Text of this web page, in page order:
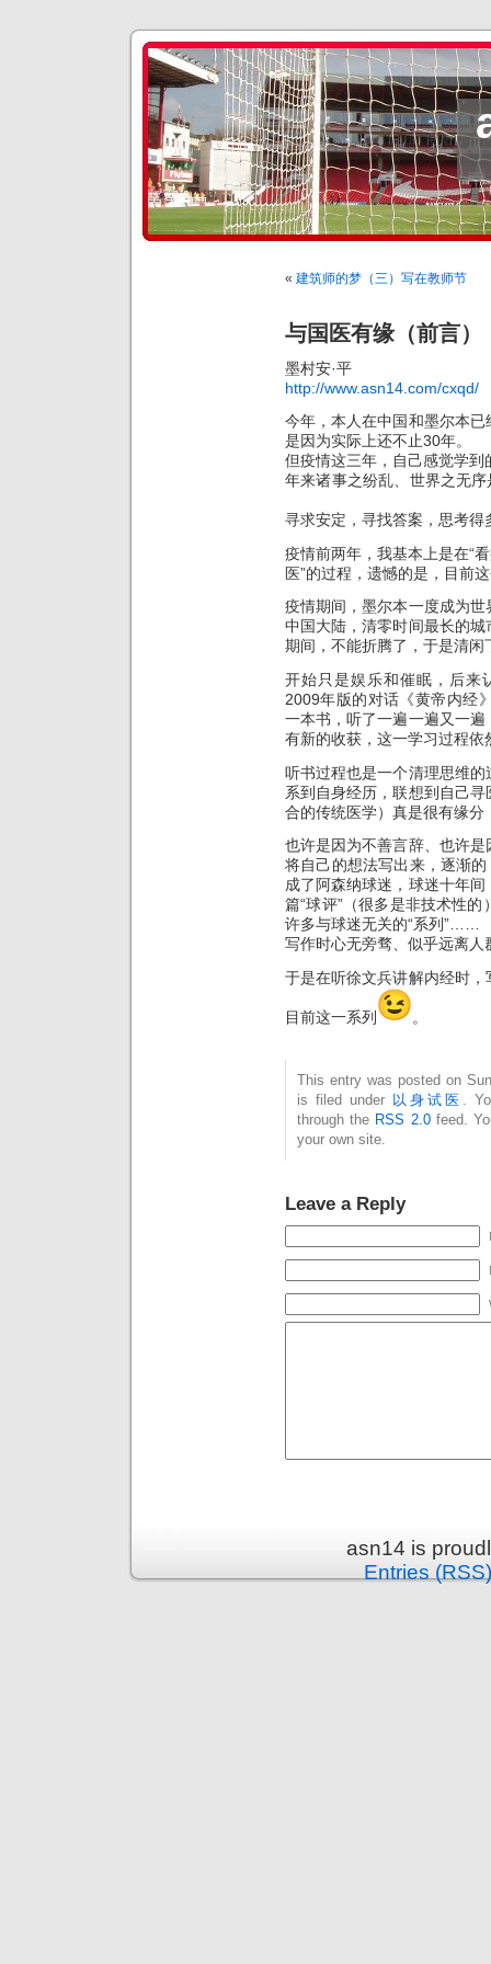
« 建筑师的梦（三）写在教师节
与国医有缘（前言）
墨村安·平
http://www.asn14.com/cxqd/
今年，本人在中国和墨尔本已
是因为实际上还不止30年。
但疫情这三年，自己感觉学
年来诸事之纷乱、世界之无
寻求安定，寻找答案，思考
疫情前两年，我基本上是在“
医”的过程，遗憾的是，目前
疫情期间，墨尔本一度成为
中国大陆，清零时间最长的
期间，不能折腾了，于是清
开始只是娱乐和催眠，后来
2009年版的对话《黄帝内经
一本书，听了一遍一遍又一
有新的收获，这一学习过程
听书过程也是一个清理思维
系到自身经历，联想到自己
合的传统医学）真是很有缘
也许是因为不善言辞、也许
将自己的想法写出来，逐渐
成了阿森纳球迷，球迷十年
篇“球评”（很多是非技术性
许多与球迷无关的“系列”……
写作时心无旁骛、似乎远离
于是在听徐文兵讲解内经时
目前这一系列 。
This entry was posted on
is filed under 以身试医
.
through the RSS 2.0feed.
your own site.
Leave a Reply
asn14 is
Entries (RSS)